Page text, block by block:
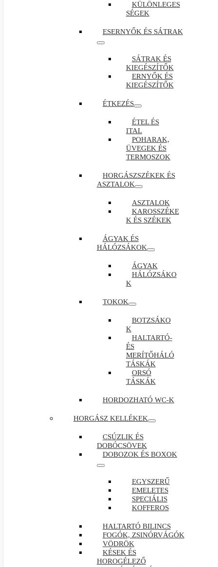
KÜLÖNLEGES
SÉGEK
ESERNYŐK ÉS SÁTRAK
SÁTRAK ÉS
KIEGÉSZÍTŐK
ERNYŐK ÉS
KIEGÉSZÍTŐK
ÉTKEZÉS
ÉTEL ÉS
ITAL
POHARAK,
ÜVEGEK ÉS
TERMOSZOK
HORGÁSZSZÉKEK ÉS
ASZTALOK
ASZTALOK
KAROSSZÉKE
K ÉS SZÉKEK
ÁGYAK ÉS
HÁLÓZSÁKOK
ÁGYAK
HÁLÓZSÁKO
K
TOKOK
BOTZSÁKO
K
HALTARTÓ-
ÉS
MERÍTŐHÁLÓ
TÁSKÁK
ORSÓ
TÁSKÁK
HORDOZHATÓ WC-K
HORGÁSZ KELLÉKEK
CSÚZLIK ÉS
DOBÓCSÖVEK
DOBOZOK ÉS BOXOK
EGYSZERŰ
EMELETES
SPECIÁLIS
KOFFEROS
HALTARTÓ BILINCS
FOGÓK, ZSINÓRVÁGÓK
VÖDRÖK
KÉSEK ÉS
HOROGÉLEZŐ